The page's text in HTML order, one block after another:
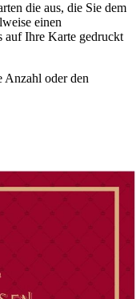
die aus, die Sie dem
einen
auf Ihre Karte gedruckt
Anzahl oder den